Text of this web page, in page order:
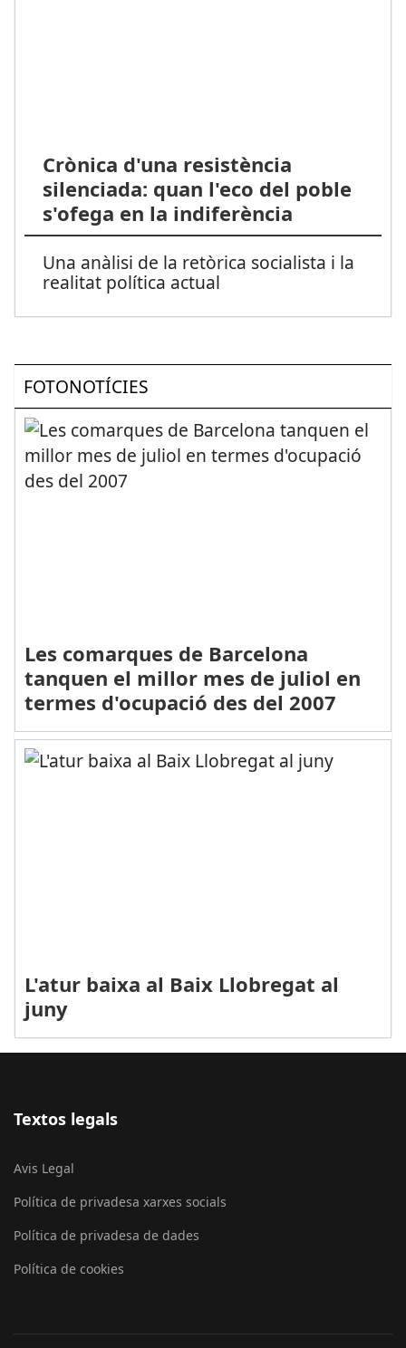
Crònica d'una resistència
silenciada: quan l'eco del poble
s'ofega en la indiferència
Una anàlisi de la retòrica socialista i la
realitat política actual
FOTONOTÍCIES
Les comarques de Barcelona
tanquen el millor mes de juliol en
termes d'ocupació des del 2007
L'atur baixa al Baix Llobregat al
juny
Textos legals
Avis Legal
Política de privadesa xarxes socials
Política de privadesa de dades
Política de cookies